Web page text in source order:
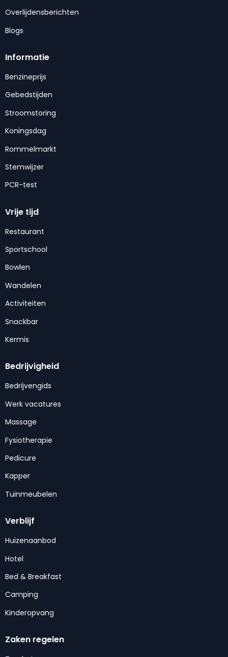
Overlijdensberichten
Blogs
Informatie
Benzineprijs
Gebedstijden
Stroomstoring
Koningsdag
Rommelmarkt
Stemwijzer
PCR-test
Vrije tijd
Restaurant
Sportschool
Bowlen
Wandelen
Activiteiten
Snackbar
Kermis
Bedrijvigheid
Bedrijvengids
Werk vacatures
Massage
Fysiotherapie
Pedicure
Kapper
Tuinmeubelen
Verblijf
Huizenaanbod
Hotel
Bed & Breakfast
Camping
Kinderopvang
Zaken regelen